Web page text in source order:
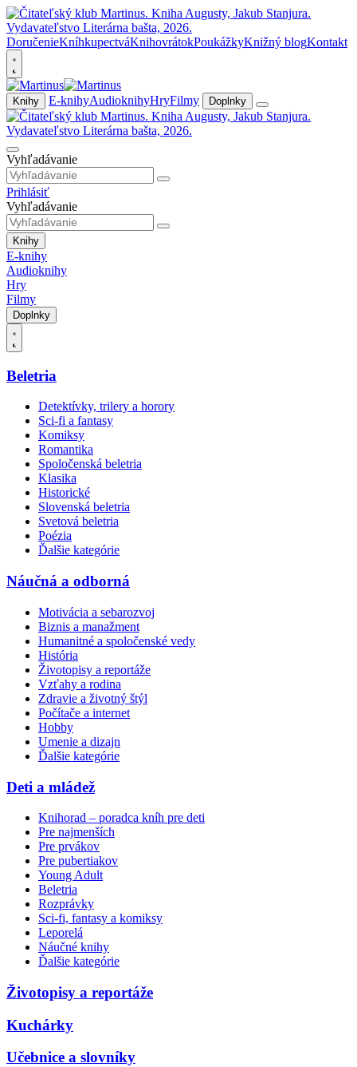
DoručenieKníhkupectváKnihovrátokPoukážkyKnižný blogKontakt
Knihy E-knihyAudioknihyHryFilmy Doplnky
Vyhľadávanie
Prihlásiť
Vyhľadávanie
Knihy
E-knihy
Audioknihy
Hry
Filmy
Doplnky
Beletria
Detektívky, trilery a horory
Sci-fi a fantasy
Komiksy
Romantika
Spoločenská beletria
Klasika
Historické
Slovenská beletria
Svetová beletria
Poézia
Ďalšie kategórie
Náučná a odborná
Motivácia a sebarozvoj
Biznis a manažment
Humanitné a spoločenské vedy
História
Životopisy a reportáže
Vzťahy a rodina
Zdravie a životný štýl
Počítače a internet
Hobby
Umenie a dizajn
Ďalšie kategórie
Deti a mládež
Knihorad – poradca kníh pre deti
Pre najmenších
Pre prvákov
Pre pubertiakov
Young Adult
Beletria
Rozprávky
Sci-fi, fantasy a komiksy
Leporelá
Náučné knihy
Ďalšie kategórie
Životopisy a reportáže
Kuchárky
Učebnice a slovníky